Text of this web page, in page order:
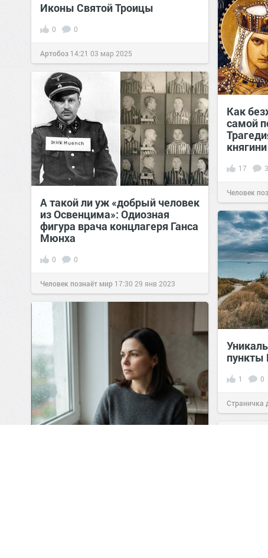
Иконы Святой Троицы
0 0
Артобоз 14:21 03 мар 2025
Как
самой
17 3
Человек
А такой ли уж «добрый человек
из Освенцима»: Одиозная
фигура врача концлагеря Ганса
Мюнха
0 0
Человек познаёт мир 17:30 29 янв 2023
пункты
1 0
Страничка
позитива!